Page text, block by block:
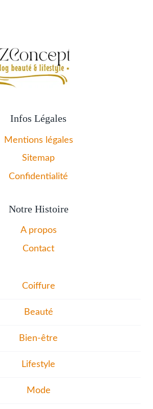
Infos Légales
Mentions légales
Sitemap
Confidentialité
Notre Histoire
A propos
Contact
Coiffure
Beauté
Bien-être
Lifestyle
Mode